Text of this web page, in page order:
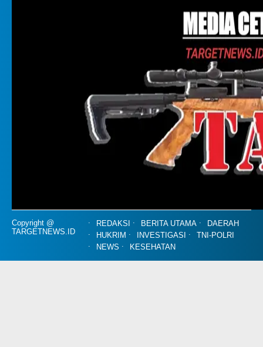
Copyright @
TARGETNEWS.ID
REDAKSI BERITA UTAMA
DAERAH
HUKRIM
INVESTIGASI
TNI-POLRI
NEWS
KESEHATAN